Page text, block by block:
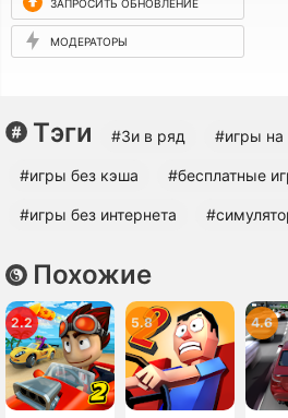
ЗАПРОСИТЬ ОБНОВЛЕНИЕ
МОДЕРАТОРЫ
Тэги #3и в ряд #игры
#игры без кэша #бесплатные
#игры без интернета
Похожие
2.2 5.8 4.6